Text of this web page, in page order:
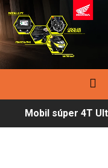
Mobil súper 4T